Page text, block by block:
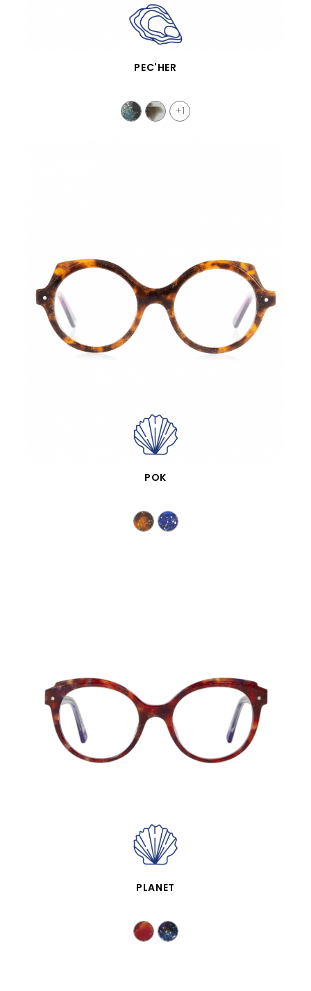
APERÇU RAPIDE
PEC'HER
+1
APERÇU RAPIDE
POK
APERÇU RAPIDE
PLANET